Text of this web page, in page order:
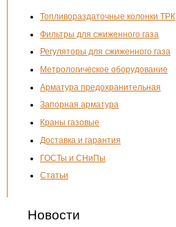
Топливораздаточные колонки ТРК
Фильтры для сжиженного газа
Регуляторы для сжиженного газа
Метрологическое оборудование
Арматура предохранительная
Запорная арматура
Краны газовые
Доставка и гарантия
ГОСТы и СНиПы
Статьи
Новости